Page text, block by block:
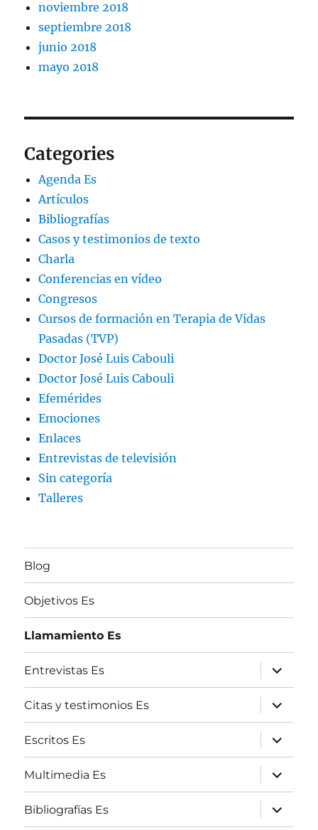
noviembre 2018
septiembre 2018
junio 2018
mayo 2018
Categories
Agenda Es
Artículos
Bibliografías
Casos y testimonios de texto
Charla
Conferencias en vídeo
Congresos
Cursos de formación en Terapia de Vidas
Pasadas (TVP)
Doctor José Luis Cabouli
Doctor José Luis Cabouli
Efemérides
Emociones
Enlaces
Entrevistas de televisión
Sin categoría
Talleres
Blog
Objetivos Es
Llamamiento Es
Entrevistas Es
expande
el
menú
inferior
Citas y testimonios Es
expande
el
menú
inferior
Escritos Es
expande
el
menú
inferior
Multimedia Es
expande
el
menú
inferior
Bibliografías Es
expande
el